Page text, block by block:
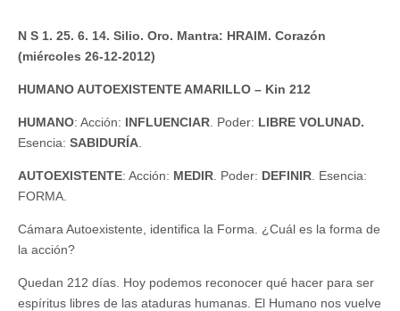
N S 1. 25. 6. 14. Silio. Oro. Mantra: HRAIM. Corazón
(miércoles 26-12-2012)
HUMANO AUTOEXISTENTE AMARILLO – Kin 212
HUMANO: Acción: INFLUENCIAR . Poder: LIBRE VOLUNAD.
Esencia: SABIDURÍA
AUTOEXISTENTE: Acción: MEDIR . Poder: DEFINIR . Esencia:
FORMA.
Cámara Autoexistente, identifica la Forma. ¿Cuál es la forma de
la acción?
Quedan 212 días. Hoy podemos reconocer qué hacer para ser
espíritus libres de las ataduras humanas. El Humano nos vuelve